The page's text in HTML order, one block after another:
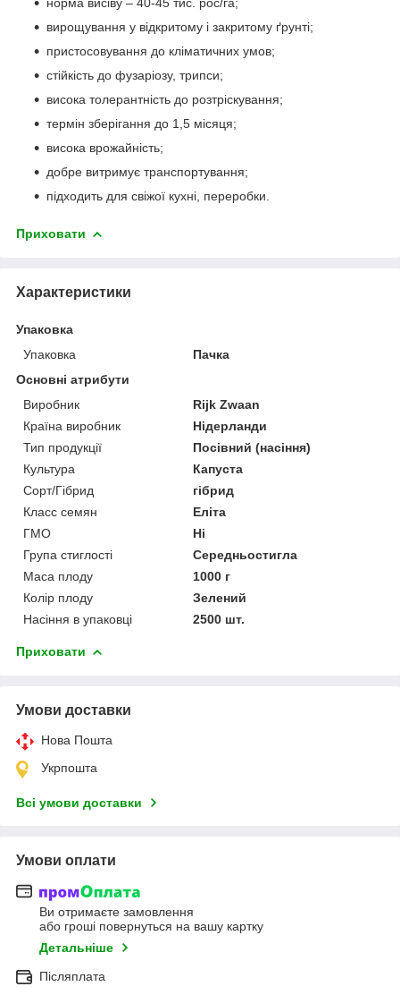
вирощування у відкритому і закритому ґрунті;
пристосовування до кліматичних умов;
стійкість до фузаріозу, трипси;
висока толерантність до розтріскування;
термін зберігання до 1,5 місяця;
висока врожайність;
добре витримує транспортування;
підходить для свіжої кухні, переробки.
Приховати
Характеристики
Упаковка
Упаковка
Пачка
Основні атрибути
Виробник
Rijk Zwaan
Країна виробник
Нідерланди
Тип продукції
Посівний (насіння)
Культура
Капуста
Сорт/Гібрид
гібрид
Класс семян
Еліта
ГМО
Ні
Група стиглості
Середньостигла
Маса плоду
1000 г
Колір плоду
Зелений
Насіння в упаковці
2500 шт.
Приховати
Умови доставки
Нова Пошта
Укрпошта
Всі умови доставки
Умови оплати
Ви отримаєте замовлення
або гроші повернуться на вашу картку
Детальніше
Післяплата